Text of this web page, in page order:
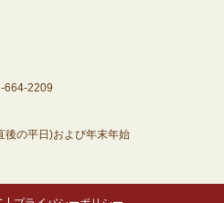
664-2209
後の平日)および年末年始